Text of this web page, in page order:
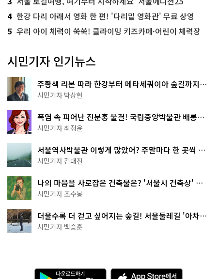
4 한강 다리 아래서 영화 한 편! '다리밑 영화관' 무료 상영
5 우리 아이 체력이 쑥쑥! 클라이밍 키즈카페·어린이 체력장
시민기자 인기뉴스
주황색 리본 따라 한강부터 메타세쿼이아 숲길까지…
서울둘레길 15코스
시민기자 박상현
폭염 속 피어난 진분홍 물결! 국립중앙박물관 배롱나
무 명소
시민기자 최정윤
서울역사박물관 이렇게 많았어? 주말마다 한 곳씩 떠
나는 역사 산책
시민기자 김대진
나의 마음을 사로잡은 건축물은? '서울시 건축상' 수
상작 공개!
시민기자 조수봉
더울수록 더 걷고 싶어지는 숲길! 서울둘레길 '아차산
코스'
시민기자 백승훈
다 A